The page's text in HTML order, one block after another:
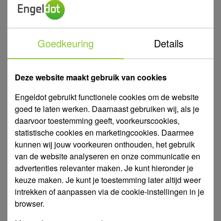
werkdagen zijn wij te bereiken tussen 08:00 en 17:30.
Specificaties
Aansluiting
DNA 1 1/4" DNM 1 1/4"
Uitvoering
Aansluiting aan één zijde
Max. capaciteit
12 m³/uur
Min. capaciteit
1,2 m³/uur
Kw
1,85 kW
Materiaal
Gietijzer
Max. medium
Goedkeuring Details
Deze website maakt gebruik van cookies
Engeldot gebruikt functionele cookies om de website
goed te laten werken. Daarnaast gebruiken wij, als je
daarvoor toestemming geeft, voorkeurscookies,
statistische cookies en marketingcookies. Daarmee
kunnen wij jouw voorkeuren onthouden, het gebruik
van de website analyseren en onze communicatie en
advertenties relevanter maken. Je kunt hieronder je
keuze maken. Je kunt je toestemming later altijd weer
intrekken of aanpassen via de cookie-instellingen in je
browser.